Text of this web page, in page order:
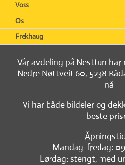
Voss
Os
Frekhaug
Vår avdeling på Nesttun
Nedre Nøttveit 60, 5238
nå
Vi har både bildeler og
beste
Mandag-fredag:
Lørdag: stengt, med